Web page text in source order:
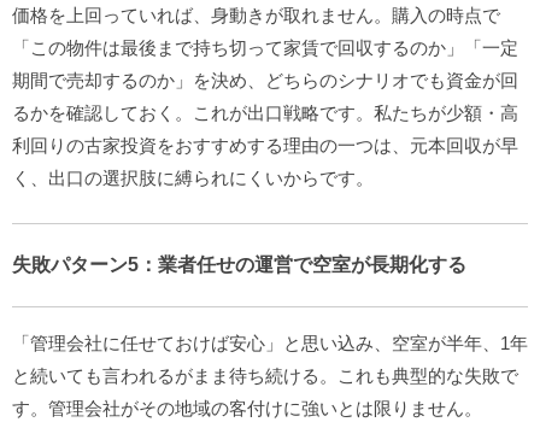
価格を上回っていれば、身動きが取れません。購入の時点で
「この物件は最後まで持ち切って家賃で回収するのか」「一定
期間で売却するのか」を決め、どちらのシナリオでも資金が回
るかを確認しておく。これが出口戦略です。私たちが少額・高
利回りの古家投資をおすすめする理由の一つは、元本回収が早
く、出口の選択肢に縛られにくいからです。
失敗パターン5：業者任せの運営で空室が長期化する
「管理会社に任せておけば安心」と思い込み、空室が半年、1年
と続いても言われるがまま待ち続ける。これも典型的な失敗で
す。管理会社がその地域の客付けに強いとは限りません。